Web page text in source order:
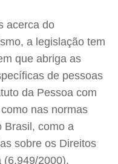
acerca do
a legislação tem
que abriga as
de pessoas
da Pessoa com
nas normas
Brasil, como a
sobre os Direitos
(6.949/2000).